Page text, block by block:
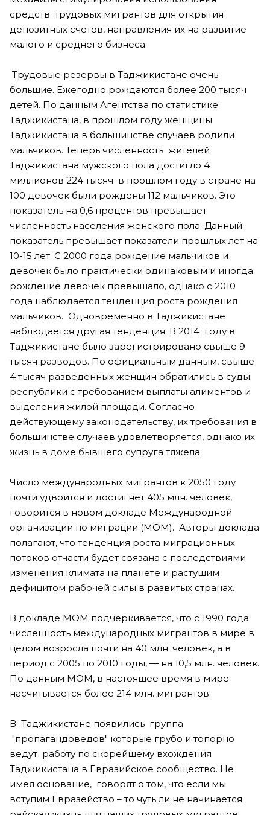
средств трудовых мигрантов для открытия
депозитных счетов, направления их на развитие
малого и среднего бизнеса.
Трудовые резервы в Таджикистане очень
большие. Ежегодно рождаются более 200 тысяч
детей. По данным Агентства по статистике
Таджикистана, в прошлом году женщины
Таджикистана в большинстве случаев родили
мальчиков. Теперь численность жителей
Таджикистана мужского пола достигло 4
миллионов 224 тысяч в прошлом году в стране на
100 девочек были рождены 112 мальчиков. Это
показатель на 0,6 процентов превышает
численность населения женского пола. Данный
показатель превышает показатели прошлых лет на
10-15 лет. С 2000 года рождение мальчиков и
девочек было практически одинаковым и иногда
рождение девочек превышало, однако с 2010
года наблюдается тенденция роста рождения
мальчиков. Одновременно в Таджикистане
наблюдается другая тенденция. В 2014 году в
Таджикистане было зарегистрировано свыше 9
тысяч разводов. По официальным данным, свыше
4 тысяч разведенных женщин обратились в суды
республики с требованием выплаты алиментов и
выделения жилой площади. Согласно
действующему законодательству, их требования в
большинстве случаев удовлетворяется, однако их
жизнь в доме бывшего супруга тяжела.
Число международных мигрантов к 2050 году
почти удвоится и достигнет 405 млн. человек,
говорится в новом докладе Международной
организации по миграции (МОМ). Авторы доклада
полагают, что тенденция роста миграционных
потоков отчасти будет связана с последствиями
изменения климата на планете и растущим
дефицитом рабочей силы в развитых странах.
В докладе МОМ подчеркивается, что с 1990 года
численность международных мигрантов в мире в
целом возросла почти на 40 млн. человек, а в
период с 2005 по 2010 годы, — на 10,5 млн. человек.
По данным МОМ, в настоящее время в мире
насчитывается более 214 млн. мигрантов.
В Таджикистане появились группа
"пропагандоведов" которые грубо и топорно
ведут работу по скорейшему вхождения
Таджикистана в Евразийское сообщество. Не
имея основание, говорят о том, что если мы
вступим Евразейство – то чуть ли не начинается